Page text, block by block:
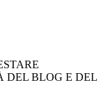
DEL BLOG E DEL